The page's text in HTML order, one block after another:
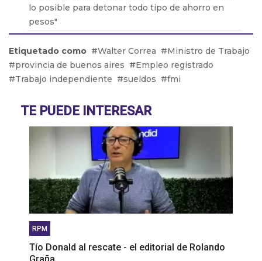
lo posible para detonar todo tipo de ahorro en
pesos"
género aún no ha llegado”
Walter Córdoba: “Estamos hace mucho
planteando la idea de incorporarnos a la CGT”
la calle el 24 de enero”
Etiquetado como Walter Correa
Ministro de Trabajo
provincia de buenos aires
Empleo registrado
Trabajo independiente
sueldos fmi
TE PUEDE INTERESAR
RPM
Tío Donald al rescate - el editorial de Rolando